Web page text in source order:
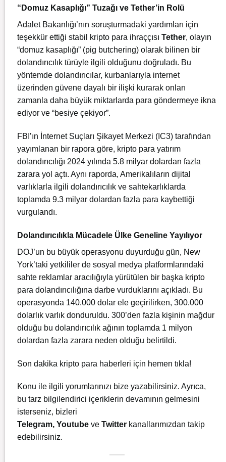
“Domuz Kasaplığı” Tuzağı ve Tether’in Rolü
Adalet Bakanlığı’nın soruşturmadaki yardımları için
teşekkür ettiği stabil kripto para ihraççısı Tether, olayın
“domuz kasaplığı” (pig butchering) olarak bilinen bir
dolandırıcılık türüyle ilgili olduğunu doğruladı. Bu
yöntemde dolandırıcılar, kurbanlarıyla internet
üzerinden güvene dayalı bir ilişki kurarak onları
zamanla daha büyük miktarlarda para göndermeye ikna
ediyor ve “besiye çekiyor”.
FBI’ın İnternet Suçları Şikayet Merkezi (IC3) tarafından
yayımlanan bir rapora göre, kripto para yatırım
dolandırıcılığı 2024 yılında 5.8 milyar dolardan fazla
zarara yol açtı. Aynı raporda, Amerikalıların dijital
varlıklarla ilgili dolandırıcılık ve sahtekarlıklarda
toplamda 9.3 milyar dolardan fazla para kaybettiği
vurgulandı.
Dolandırıcılıkla Mücadele Ülke Geneline Yayılıyor
DOJ’un bu büyük operasyonu duyurduğu gün, New
York’taki yetkililer de sosyal medya platformlarındaki
sahte reklamlar aracılığıyla yürütülen bir başka kripto
para dolandırıcılığına darbe vurduklarını açıkladı. Bu
operasyonda 140.000 dolar ele geçirilirken, 300.000
dolarlık varlık donduruldu. 300’den fazla kişinin mağdur
olduğu bu dolandırıcılık ağının toplamda 1 milyon
dolardan fazla zarara neden olduğu belirtildi.
Son dakika kripto para haberleri için hemen tıkla!
Konu ile ilgili yorumlarınızı bize yazabilirsiniz. Ayrıca,
bu tarz bilgilendirici içeriklerin devamının gelmesini
isterseniz, bizleri
Telegram, Youtube ve Twitter kanallarımızdan takip
edebilirsiniz.